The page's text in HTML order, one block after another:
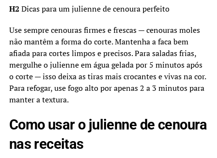
H2 Dicas para um julienne de cenoura perfeito
Use sempre cenouras firmes e frescas — cenouras moles
não mantêm a forma do corte. Mantenha a faca bem
afiada para cortes limpos e precisos. Para saladas frias,
mergulhe o julienne em água gelada por 5 minutos após
o corte — isso deixa as tiras mais crocantes e vivas na cor.
Para refogar, use fogo alto por apenas 2 a 3 minutos para
manter a textura.
Como usar o julienne de cenoura
nas receitas